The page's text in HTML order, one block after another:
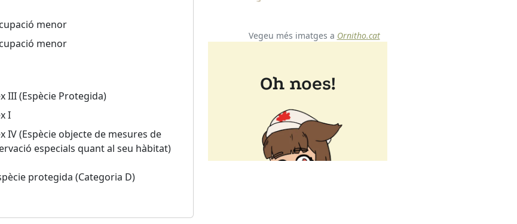
menor
menor
III (Espècie Protegida)
I
IV (Espècie objecte de mesures de
especials quant al seu hàbitat)
protegida (Categoria D)
Vegeu més imatges a Ornitho.cat